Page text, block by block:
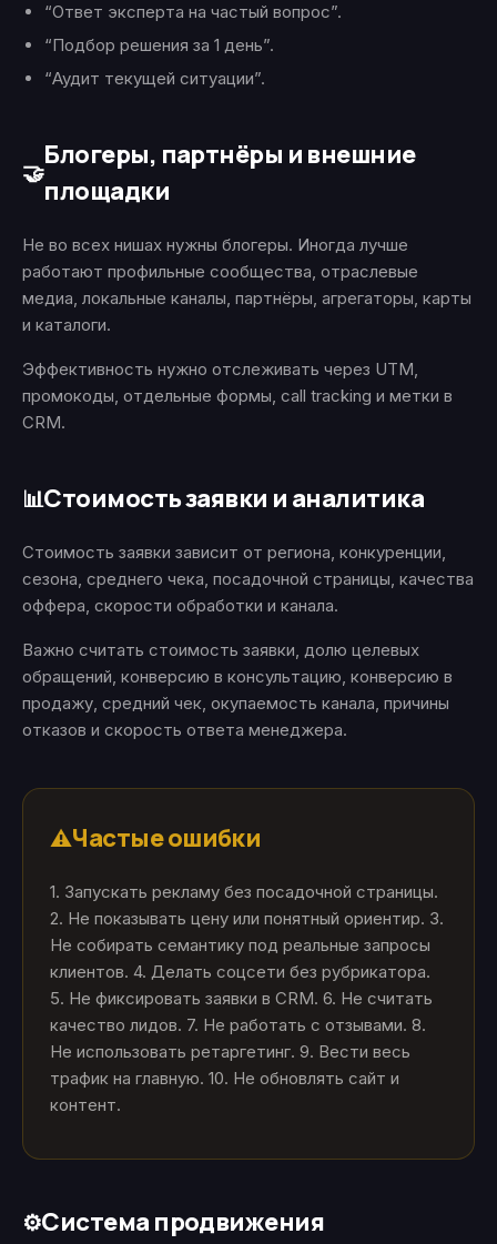
“Ответ эксперта на частый вопрос”.
“Подбор решения за 1 день”.
“Аудит текущей ситуации”.
🤝
Блогеры, партнёры и внешние
площадки
Не во всех нишах нужны блогеры. Иногда лучше
работают профильные сообщества, отраслевые
медиа, локальные каналы, партнёры, агрегаторы, карты
и каталоги.
Эффективность нужно отслеживать через UTM,
промокоды, отдельные формы, call tracking и метки в
CRM.
📊Стоимость заявки и аналитика
Стоимость заявки зависит от региона, конкуренции,
сезона, среднего чека, посадочной страницы, качества
оффера, скорости обработки и канала.
Важно считать стоимость заявки, долю целевых
обращений, конверсию в консультацию, конверсию в
продажу, средний чек, окупаемость канала, причины
отказов и скорость ответа менеджера.
⚠️Частые ошибки
1. Запускать рекламу без посадочной страницы.
2. Не показывать цену или понятный ориентир. 3.
Не собирать семантику под реальные запросы
клиентов. 4. Делать соцсети без рубрикатора.
5. Не фиксировать заявки в CRM. 6. Не считать
качество лидов. 7. Не работать с отзывами. 8.
Не использовать ретаргетинг. 9. Вести весь
трафик на главную. 10. Не обновлять сайт и
контент.
⚙️Система продвижения